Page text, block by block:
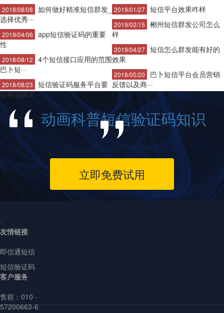
2018/08/08
如何做好精准短信群发_
选择优秀···
2019/04/06
app短信验证码的重要
性
2018/08/12
4个短信接口应用的范围
巴卜短···
2018/08/23
短信验证码服务平台要
如何选择才···
2019/01/27 短信平台效果咋样
2019/02/15
郴州短信群发公司怎么
样
2019/04/27 短信怎么群发能有好的
效果
2018/05/20
巴卜短信平台会员营销
反馈以及商···
动画科普短信验证码知识
立即免费试用
<
友情链接
即信通短信
短信验证码
客户服务
售前： 010 -
57200663-6